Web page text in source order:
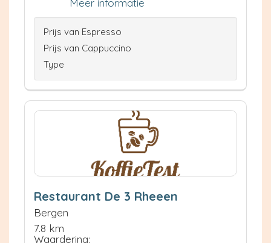
Meer informatie
Prijs van Espresso
Prijs van Cappuccino
Type
Restaurant De 3 Rheeen
Bergen
7.8 km
Waardering: